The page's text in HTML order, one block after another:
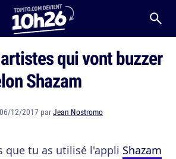
qui vont buzzer
Shazam
12/2017 parJean Nostromo
que tu as utilisé l'appli Shazam